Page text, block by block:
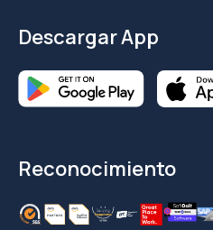
Descargar App
Reconocimiento